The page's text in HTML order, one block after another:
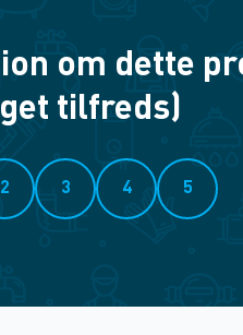
om dette
tilfreds)
2 3 4 5